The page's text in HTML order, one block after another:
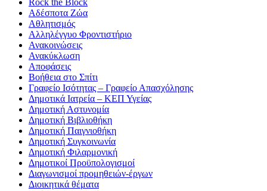
Rock the Block
Αδέσποτα Ζώα
Αθλητισμός
Αλληλέγγυο Φροντιστήριο
Ανακοινώσεις
Ανακύκλωση
Αποφάσεις
Βοήθεια στο Σπίτι
Γραφείο Ισότητας – Γραφείο Απασχόλησης
Δημοτικά Ιατρεία – ΚΕΠ Υγείας
Δημοτική Αστυνομία
Δημοτική Βιβλιοθήκη
Δημοτική Παιγνιοθήκη
Δημοτική Συγκοινωνία
Δημοτική Φιλαρμονική
Δημοτικοί Προϋπολογισμοί
Διαγωνισμοί προμηθειών-έργων
Διοικητικά θέματα